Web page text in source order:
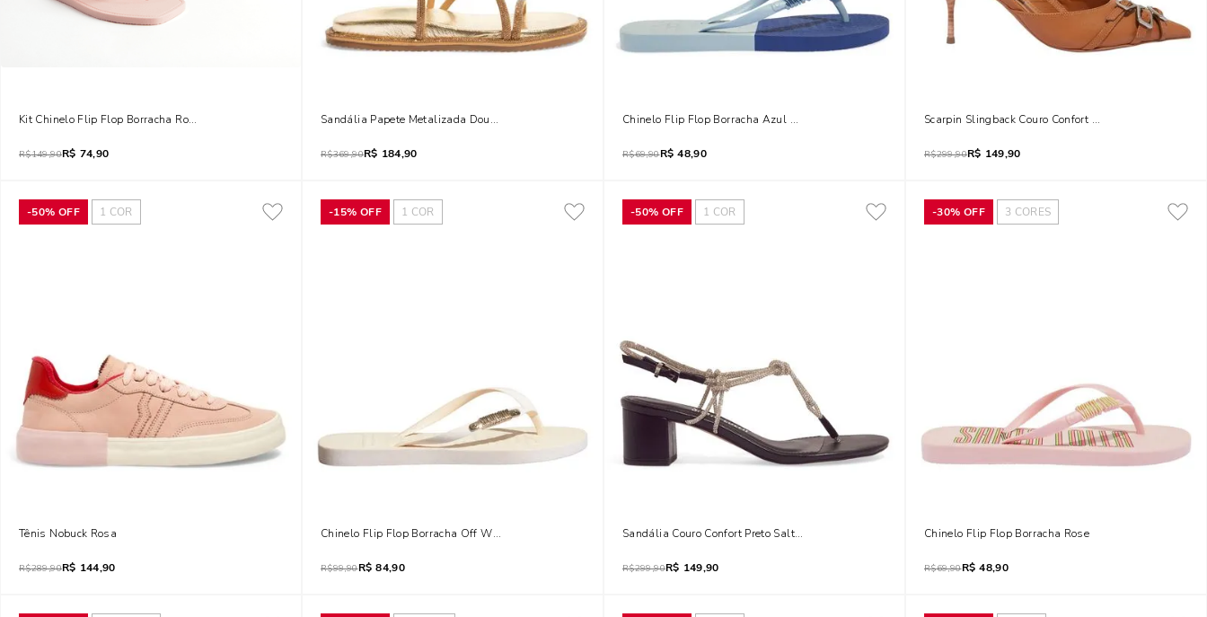
Kit Chinelo Flip Flop Borracha Rosa E Necessaire
R$149,90R$ 74,90
Sandália Papete Metalizada Dourada Brilho Tiras Strass
R$369,90R$ 184,90
Chinelo Flip Flop Borracha Azul Gelatto
R$69,90R$ 48,90
Scarpin Slingback Couro Confort Caramelo
R$299,90R$ 149,90
-50% OFF 1 COR
Tênis Nobuck Rosa
R$289,90R$ 144,90
-15% OFF 1 COR
Chinelo Flip Flop Borracha Off White
R$99,90R$ 84,90
-50% OFF 1 COR
Sandália Couro Confort Preto Salto Bloco Baixo
R$299,90R$ 149,90
-30% OFF 3 CORES
Chinelo Flip Flop Borracha Rose
R$69,90R$ 48,90